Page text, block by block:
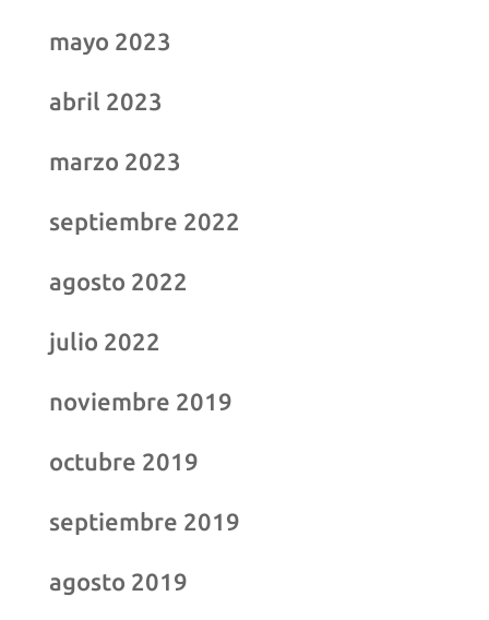
mayo 2023
abril 2023
marzo 2023
septiembre 2022
agosto 2022
julio 2022
noviembre 2019
octubre 2019
septiembre 2019
agosto 2019